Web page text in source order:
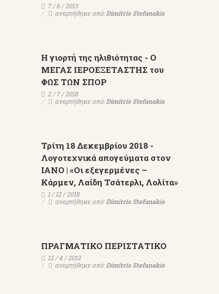
7 / 6 / 2013
αναρτήθηκε από:Dimitris Stefanakis
Η γιορτή της ηλιθιότητας - Ο
ΜΕΓΑΣ ΙΕΡΟΕΞΕΤΑΣΤΗΣ του
ΦΩΣ ΤΩΝ ΣΠΟΡ
2 / 7 / 2018
αναρτήθηκε από:Dimitris Stefanakis
Τρίτη 18 Δεκεμβρίου 2018 -
Λογοτεχνικά απογεύματα στον
ΙΑΝΟ | «Οι εξεγερμένες –
Κάρμεν, Λαίδη Τσάτερλι, Λολίτα»
1 / 12 / 2018
αναρτήθηκε από:Dimitris Stefanakis
ΠΡΑΓΜΑΤΙΚΟ ΠΕΡΙΣΤΑΤΙΚΟ
12 / 4 / 2012
αναρτήθηκε από:Dimitris Stefanakis